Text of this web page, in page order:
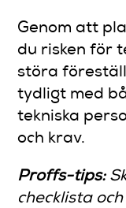
Genom att
du risken för
störa
tydligt med
tekniska
och krav.
Proffs-tips:
checklista